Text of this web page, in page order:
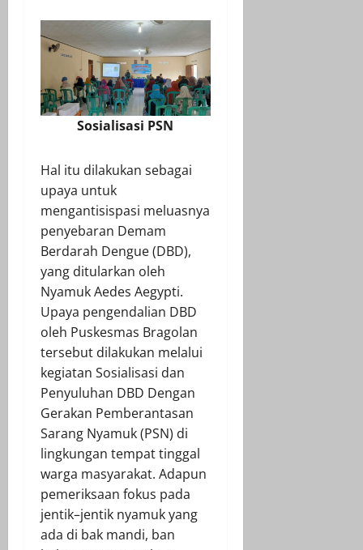
Sosialisasi PSN
Hal itu dilakukan sebagai
upaya untuk
mengantisispasi meluasnya
penyebaran Demam
Berdarah Dengue (DBD),
yang ditularkan oleh
Nyamuk Aedes Aegypti.
Upaya pengendalian DBD
oleh Puskesmas Bragolan
tersebut dilakukan melalui
kegiatan Sosialisasi dan
Penyuluhan DBD Dengan
Gerakan Pemberantasan
Sarang Nyamuk (PSN) di
lingkungan tempat tinggal
warga masyarakat. Adapun
pemeriksaan fokus pada
jentik–jentik nyamuk yang
ada di bak mandi, ban